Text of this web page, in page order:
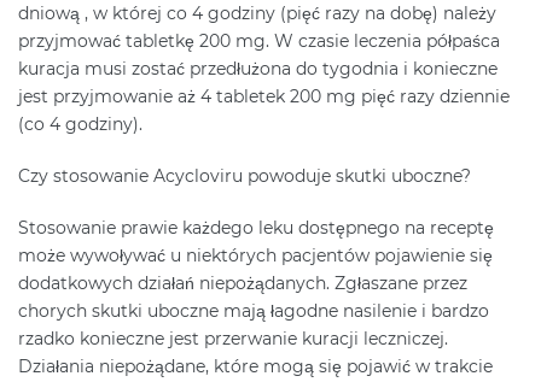
dniową , w której co 4 godziny (pięć razy na dobę) należy
przyjmować tabletkę 200 mg. W czasie leczenia półpaśca
kuracja musi zostać przedłużona do tygodnia i konieczne
jest przyjmowanie aż 4 tabletek 200 mg pięć razy dziennie
(co 4 godziny).
Czy stosowanie Acycloviru powoduje skutki uboczne?
Stosowanie prawie każdego leku dostępnego na receptę
może wywoływać u niektórych pacjentów pojawienie się
dodatkowych działań niepożądanych. Zgłaszane przez
chorych skutki uboczne mają łagodne nasilenie i bardzo
rzadko konieczne jest przerwanie kuracji leczniczej.
Działania niepożądane, które mogą się pojawić w trakcie